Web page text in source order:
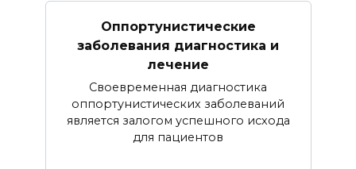
Оппортунистические
заболевания диагностика и
лечение
Своевременная диагностика
оппортунистических заболеваний
является залогом успешного исхода
для пациентов